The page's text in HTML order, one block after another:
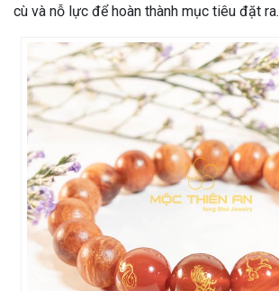
cù và nỗ lực để hoàn thành mục tiêu đặt ra.